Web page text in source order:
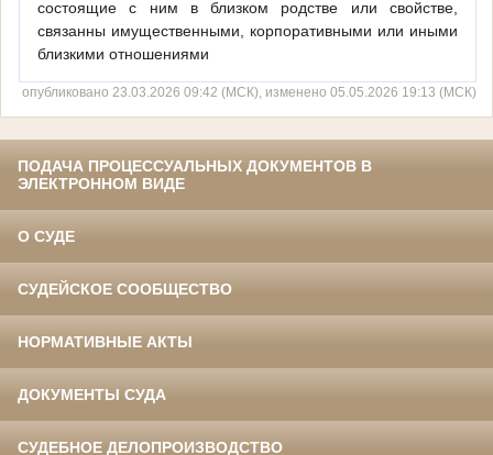
состоящие с ним в близком родстве или свойстве,
связанны имущественными, корпоративными или иными
близкими отношениями
опубликовано 23.03.2026 09:42 (МСК), изменено 05.05.2026 19:13 (МСК)
ПОДАЧА ПРОЦЕССУАЛЬНЫХ ДОКУМЕНТОВ В
ЭЛЕКТРОННОМ ВИДЕ
О СУДЕ
СУДЕЙСКОЕ СООБЩЕСТВО
НОРМАТИВНЫЕ АКТЫ
ДОКУМЕНТЫ СУДА
СУДЕБНОЕ ДЕЛОПРОИЗВОДСТВО